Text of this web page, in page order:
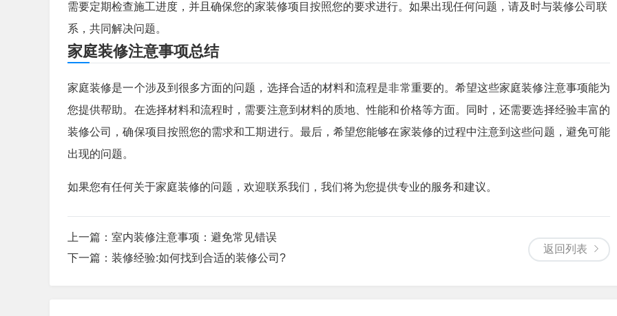
需要定期检查施工进度，并且确保您的家装修项目按照您的要求进行。如果出现任何问题，请及时与装修公司联
系，共同解决问题。
家庭装修注意事项总结
家庭装修是一个涉及到很多方面的问题，选择合适的材料和流程是非常重要的。希望这些家庭装修注意事项能为
您提供帮助。在选择材料和流程时，需要注意到材料的质地、性能和价格等方面。同时，还需要选择经验丰富的
装修公司，确保项目按照您的需求和工期进行。最后，希望您能够在家装修的过程中注意到这些问题，避免可能
出现的问题。
如果您有任何关于家庭装修的问题，欢迎联系我们，我们将为您提供专业的服务和建议。
返回列表
上一篇： 室内装修注意事项：避免常见错误
下一篇： 装修经验:如何找到合适的装修公司?